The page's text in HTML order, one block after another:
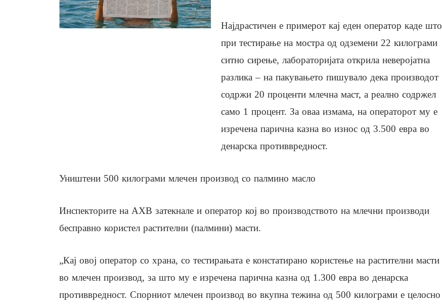
Најдрастичен е примерот кај еден оператор каде што
при тестирање на мостра од одземени 22 килограми
ситно сирење, лабораторијата открила неверојатна
разлика – на пакувањето пишувало дека производот
содржи 20 проценти млечна маст, а реално содржел
само 1 процент. За оваа измама, на операторот му е
изречена парична казна во износ од 3.500 евра во
денарска противвредност.
Уништени 500 килограми млечен производ со палмино масло
Инспекторите на АХВ затекнале и оператор кој во производството на млечни производи
бесправно користел растителни (палмини) масти.
„Кај овој оператор со храна, со тестирањата е констатирано користење на растителни масти
во млечен производ, за што му е изречена парична казна од 1.300 евра во денарска
противвредност. Спорниот млечен производ во вкупна тежина од 500 килограми е целосно